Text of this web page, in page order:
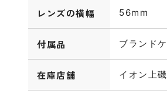
レンズの横幅 56mm
付属品 ブランド
在庫店舗 イオン上